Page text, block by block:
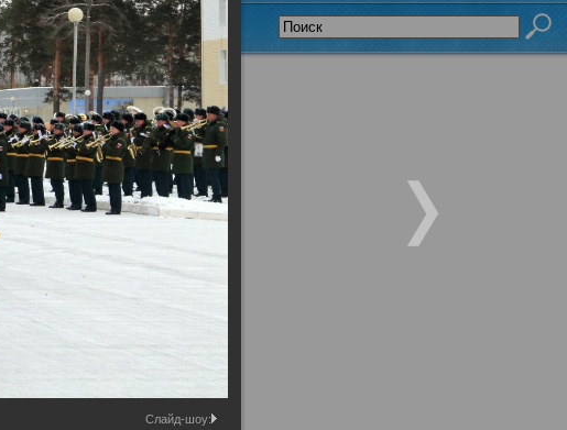
председательства
Слайд-шоу: